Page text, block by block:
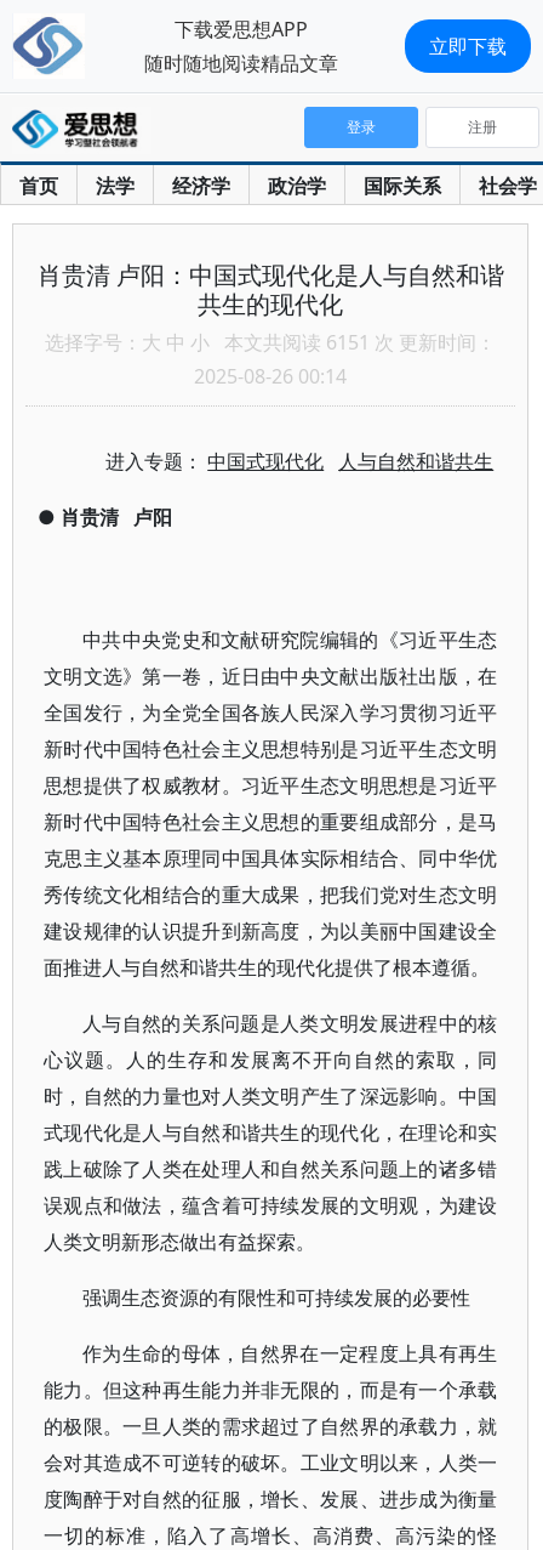
首页 法学 经济学 政治学 国际关系 社会学
登录 注册
肖贵清 卢阳：中国式现代化是人与自然和谐
共生的现代化
选择字号： 大 中 小 本文共阅读 6151 次 更新时间：
2025-08-26 00:14
进入专题：中国式现代化 人与自然和谐共生
● 肖贵清 卢阳
中共中央党史和文献研究院编辑的《习近平生态
文明文选》第一卷，近日由中央文献出版社出版，在
全国发行，为全党全国各族人民深入学习贯彻习近平
新时代中国特色社会主义思想特别是习近平生态文明
思想提供了权威教材。习近平生态文明思想是习近平
新时代中国特色社会主义思想的重要组成部分，是马
克思主义基本原理同中国具体实际相结合、同中华优
秀传统文化相结合的重大成果，把我们党对生态文明
建设规律的认识提升到新高度，为以美丽中国建设全
面推进人与自然和谐共生的现代化提供了根本遵循。
人与自然的关系问题是人类文明发展进程中的核
心议题。人的生存和发展离不开向自然的索取，同
时，自然的力量也对人类文明产生了深远影响。中国
式现代化是人与自然和谐共生的现代化，在理论和实
践上破除了人类在处理人和自然关系问题上的诸多错
误观点和做法，蕴含着可持续发展的文明观，为建设
人类文明新形态做出有益探索。
强调生态资源的有限性和可持续发展的必要性
作为生命的母体，自然界在一定程度上具有再生
能力。但这种再生能力并非无限的，而是有一个承载
的极限。一旦人类的需求超过了自然界的承载力，就
会对其造成不可逆转的破坏。工业文明以来，人类一
度陶醉于对自然的征服，增长、发展、进步成为衡量
一切的标准，陷入了高增长、高消费、高污染的怪
下载爱思想APP
随时随地阅读精品文章
立即下载